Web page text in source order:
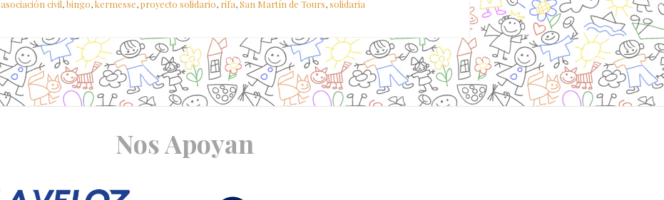
asociación civil,bingo,kermesse,proyecto solidario, rifa,San Martín de Tours,solidaria
Nos Apoyan